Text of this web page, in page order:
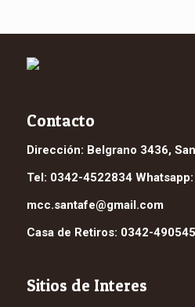
Contacto
Dirección: Belgrano 3436,
Tel: 0342-4522834
mcc.santafe@gmail.com
Casa de Retiros: 0342-
Sitios de Interes